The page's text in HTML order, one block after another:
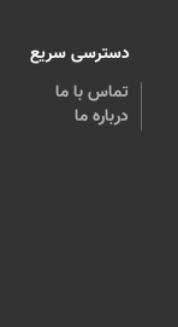
دسترسی سریع
تماس با ما
درباره ما